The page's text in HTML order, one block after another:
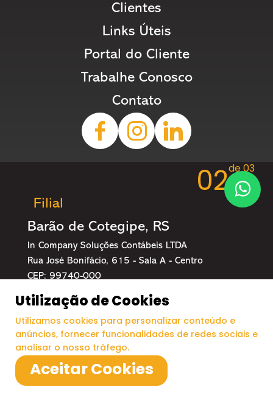
Utilização de Cookies
Utilizamos cookies para personalizar conteúdo e
anúncios, fornecer funcionalidades de redes sociais e
analisar o nosso tráfego.
Aceitar Cookies
Clientes
Links Úteis
Portal do Cliente
Trabalhe Conosco
Contato
02
de 03
Filial
Barão de Cotegipe, RS
In Company Soluções Contábeis LTDA
Rua José Bonifácio, 615 - Sala A - Centro
CEP: 99740-000
54 99119-0288
incompany@incompany.cnt.br